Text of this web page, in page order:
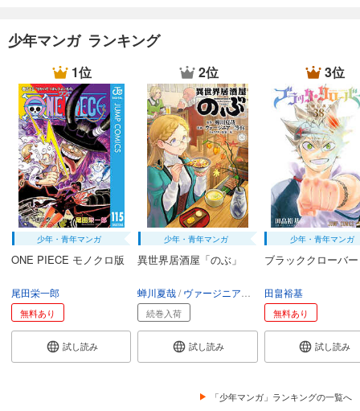
少年マンガ ランキング
1位
少年・青年マンガ
ONE PIECE モノクロ版
尾田栄一郎
無料あり
試し読み
2位
少年・青年マンガ
異世界居酒屋「のぶ」
蝉川夏哉 ヴァージニア二等兵 転
続巻入荷
試し読み
3位
少年・青年マンガ
ブラッククローバー
田畠裕基
無料あり
試し読み
「少年マンガ」ランキングの一覧へ